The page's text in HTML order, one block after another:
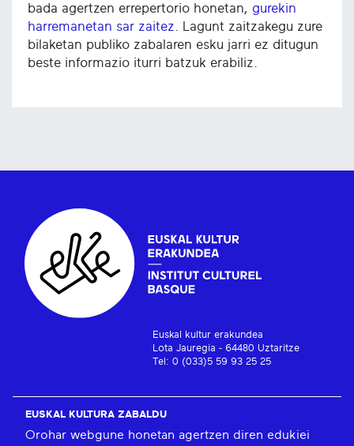
bada agertzen errepertorio honetan, gurekin
harremanetan sar zaitez . Lagunt zaitzakegu zure
bilaketan publiko zabalaren esku jarri ez ditugun
beste informazio iturri batzuk erabiliz.
Euskal kultur erakundea
Lota Jauregia - 64480 Uztaritze
Tel: 0 (033)5 59 93 25 25
EUSKAL KULTURA ZABALDU
Orohar webgune honetan agertzen diren edukiei